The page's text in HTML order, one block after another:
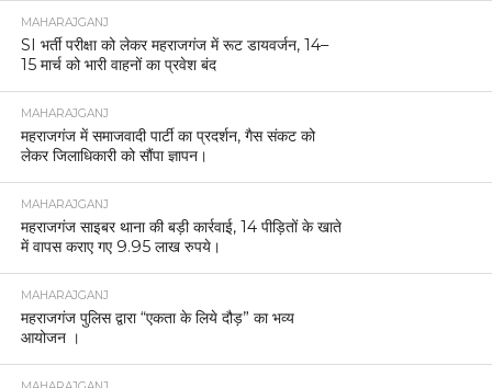
MAHARAJGANJ
SI भर्ती परीक्षा को लेकर महराजगंज में रूट डायवर्जन, 14–
15 मार्च को भारी वाहनों का प्रवेश बंद
MAHARAJGANJ
महराजगंज में समाजवादी पार्टी का प्रदर्शन, गैस संकट को
लेकर जिलाधिकारी को सौंपा ज्ञापन।
MAHARAJGANJ
महराजगंज साइबर थाना की बड़ी कार्रवाई, 14 पीड़ितों के खाते
में वापस कराए गए 9.95 लाख रुपये।
MAHARAJGANJ
महराजगंज पुलिस द्वारा “एकता के लिये दौड़” का भव्य
आयोजन ।